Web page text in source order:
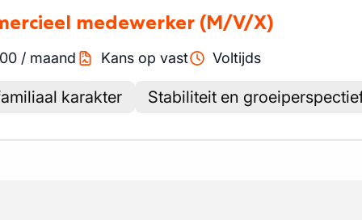
medewerker (M/V/X)
/ maand Kans op vast Voltijds
karakter Stabiliteit en